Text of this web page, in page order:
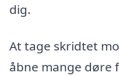
dig.
At tage skridtet
åbne mange døre